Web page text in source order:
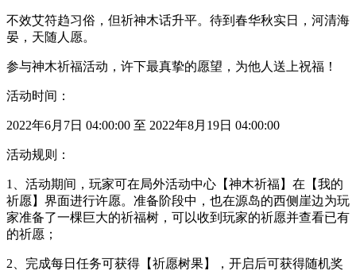
不效艾符趋习俗，但祈神木话升平。待到春华秋实日，河清海
晏，天随人愿。
参与神木祈福活动，许下最真挚的愿望，为他人送上祝福！
活动时间：
2022年6月 7日 04:00:00 至 2022年8月 19日 04:00:00
活动规则：
1
、活动期间，玩家可在局外活动中心【神木祈福】在【我的
祈愿】界面进行许愿。准备阶段中，也在源岛的西侧崖边为玩
家准备了一棵巨大的祈福树，可以收到玩家的祈愿并查看已有
的祈愿；
2 、完成每日任务可获得【祈愿树果】，开启后可获得随机奖